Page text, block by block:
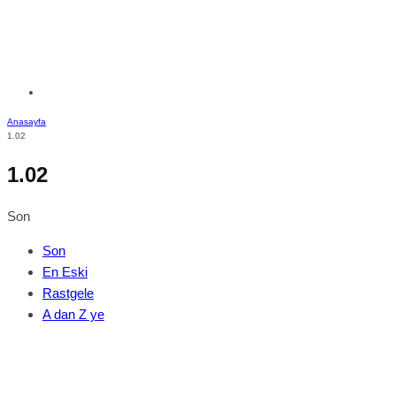
Anasayfa
1.02
1.02
Son
Son
En Eski
Rastgele
A dan Z ye